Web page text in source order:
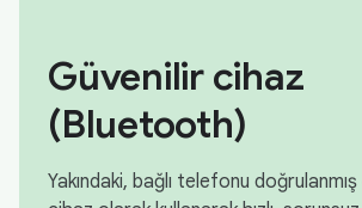
Güvenilir cihaz
(Bluetooth)
Yakındaki, bağlı telefonu